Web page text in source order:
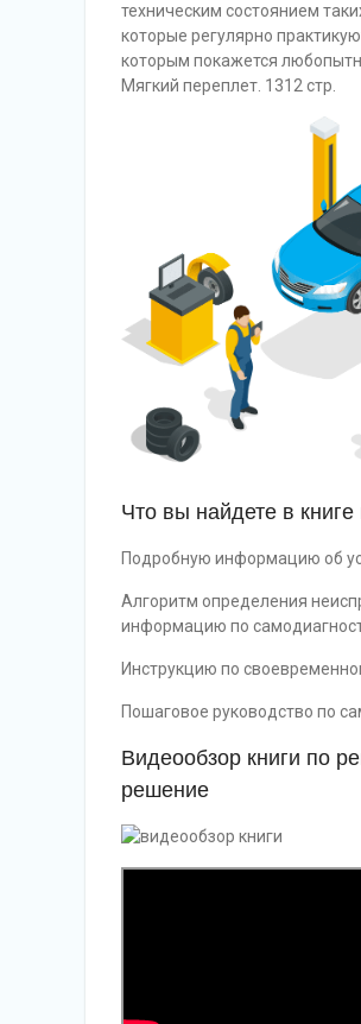
техническим состоянием
которые регулярно
которым покажется
Мягкий переплет. 1312 стр.
Что вы найдете в
Подробную информацию об
Алгоритм определения
информацию по
Инструкцию по
Пошаговое руководство по
Видеообзор книги по
решение